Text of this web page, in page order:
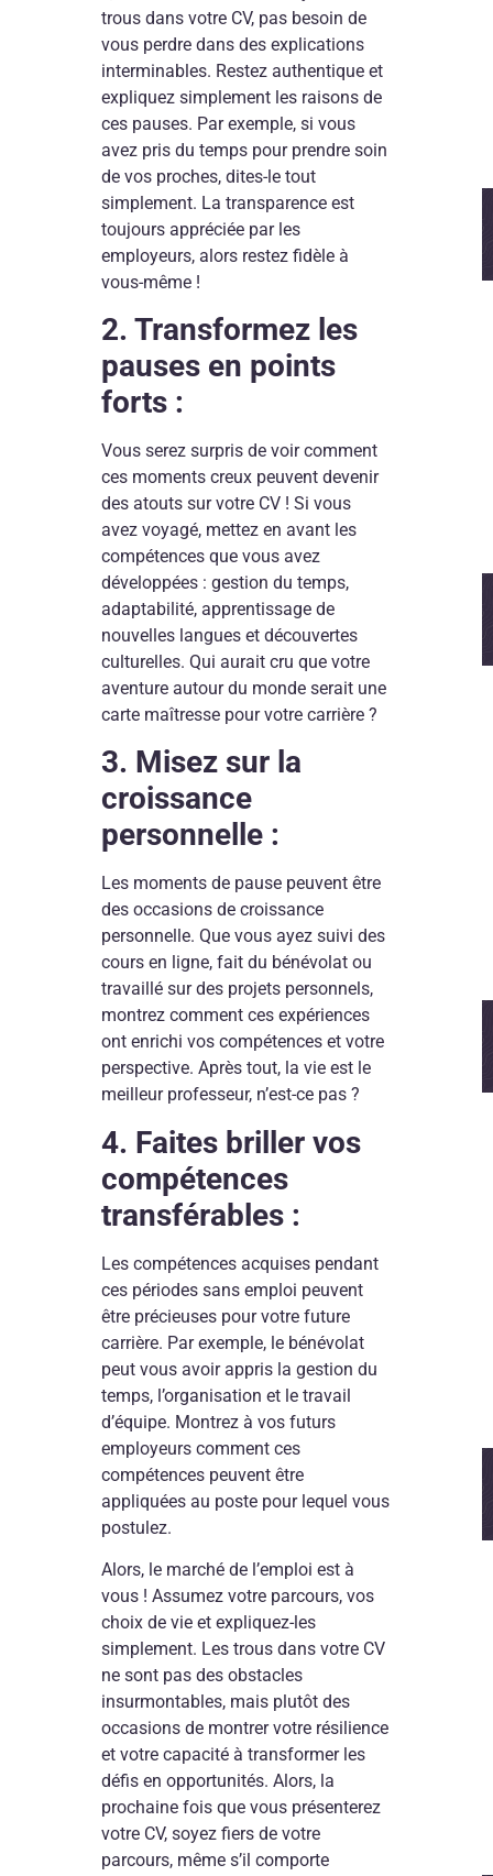
trous dans votre CV, pas besoin de
vous perdre dans des explications
interminables. Restez authentique et
expliquez simplement les raisons de
ces pauses. Par exemple, si vous
avez pris du temps pour prendre soin
de vos proches, dites-le tout
simplement. La transparence est
toujours appréciée par les
employeurs, alors restez fidèle à
vous-même !
2. Transformez les
pauses en points
forts :
Vous serez surpris de voir comment
ces moments creux peuvent devenir
des atouts sur votre CV ! Si vous
avez voyagé, mettez en avant les
compétences que vous avez
développées : gestion du temps,
adaptabilité, apprentissage de
nouvelles langues et découvertes
culturelles. Qui aurait cru que votre
aventure autour du monde serait une
carte maîtresse pour votre carrière ?
3. Misez sur la
croissance
personnelle :
Les moments de pause peuvent être
des occasions de croissance
personnelle. Que vous ayez suivi des
cours en ligne, fait du bénévolat ou
travaillé sur des projets personnels,
montrez comment ces expériences
ont enrichi vos compétences et votre
perspective. Après tout, la vie est le
meilleur professeur, n’est-ce pas ?
4. Faites briller vos
compétences
transférables :
Les compétences acquises pendant
ces périodes sans emploi peuvent
être précieuses pour votre future
carrière. Par exemple, le bénévolat
peut vous avoir appris la gestion du
temps, l’organisation et le travail
d’équipe. Montrez à vos futurs
employeurs comment ces
compétences peuvent être
appliquées au poste pour lequel vous
postulez.
Alors, le marché de l’emploi est à
vous ! Assumez votre parcours, vos
choix de vie et expliquez-les
simplement. Les trous dans votre CV
ne sont pas des obstacles
insurmontables, mais plutôt des
occasions de montrer votre résilience
et votre capacité à transformer les
défis en opportunités. Alors, la
prochaine fois que vous présenterez
votre CV, soyez fiers de votre
parcours, même s’il comporte